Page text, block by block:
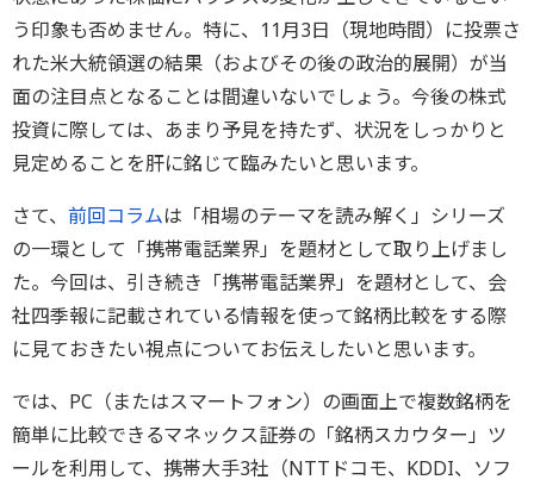
う印象も否めません。特に、11月3日（現地時間）に投票さ
れた米大統領選の結果（およびその後の政治的展開）が当
面の注目点となることは間違いないでしょう。今後の株式
投資に際しては、あまり予見を持たず、状況をしっかりと
見定めることを肝に銘じて臨みたいと思います。
さて、 前回コラムは「相場のテーマを読み解く」シリーズ
の一環として「携帯電話業界」を題材として取り上げまし
た。今回は、引き続き「携帯電話業界」を題材として、会
社四季報に記載されている情報を使って銘柄比較をする際
に見ておきたい視点についてお伝えしたいと思います。
では、PC（またはスマートフォン）の画面上で複数銘柄を
簡単に比較できるマネックス証券の「銘柄スカウター」ツ
ールを利用して、携帯大手3社（NTTドコモ、KDDI、ソフ